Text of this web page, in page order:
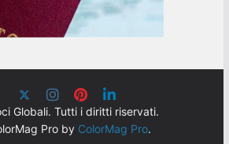
Globali. Tutti i diritti riservati.
Pro by ColorMag Pro.